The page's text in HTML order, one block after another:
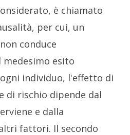
è chiamato
per cui, un
conduce
medesimo esito
individuo, l'effetto di
di rischio dipende dal
e dalla
fattori. Il secondo